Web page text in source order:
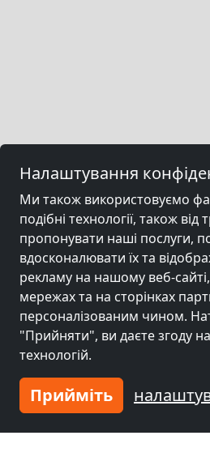
Налаштування
Ми також використовуємо
подібні технології, також від
пропонувати наші послуги,
вдосконалювати їх та
рекламу на нашому веб-
мережах та на сторінках
персоналізованим чином.
"Прийняти", ви даєте згоду
технологій.
Прийміть